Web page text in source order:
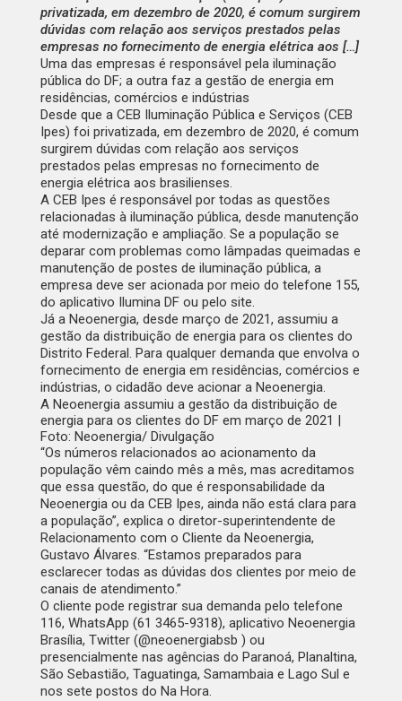
privatizada, em dezembro de 2020, é comum surgirem
dúvidas com relação aos serviços prestados pelas
empresas no fornecimento de energia elétrica aos […]
Uma das empresas é responsável pela iluminação
pública do DF; a outra faz a gestão de energia em
residências, comércios e indústrias
Desde que a CEB Iluminação Pública e Serviços (CEB
Ipes) foi privatizada, em dezembro de 2020, é comum
surgirem dúvidas com relação aos serviços
prestados pelas empresas no fornecimento de
energia elétrica aos brasilienses.
A CEB Ipes é responsável por todas as questões
relacionadas à iluminação pública, desde manutenção
até modernização e ampliação. Se a população se
deparar com problemas como lâmpadas queimadas e
manutenção de postes de iluminação pública, a
empresa deve ser acionada por meio do telefone 155,
do aplicativo Ilumina DF ou pelo site.
Já a Neoenergia, desde março de 2021, assumiu a
gestão da distribuição de energia para os clientes do
Distrito Federal. Para qualquer demanda que envolva o
fornecimento de energia em residências, comércios e
indústrias, o cidadão deve acionar a Neoenergia.
A Neoenergia assumiu a gestão da distribuição de
energia para os clientes do DF em março de 2021 |
Foto: Neoenergia/ Divulgação
“Os números relacionados ao acionamento da
população vêm caindo mês a mês, mas acreditamos
que essa questão, do que é responsabilidade da
Neoenergia ou da CEB Ipes, ainda não está clara para
a população”, explica o diretor-superintendente de
Relacionamento com o Cliente da Neoenergia,
Gustavo Álvares. “Estamos preparados para
esclarecer todas as dúvidas dos clientes por meio de
canais de atendimento.”
O cliente pode registrar sua demanda pelo telefone
116, WhatsApp (61 3465-9318), aplicativo Neoenergia
Brasília, Twitter (@neoenergiabsb ) ou
presencialmente nas agências do Paranoá, Planaltina,
São Sebastião, Taguatinga, Samambaia e Lago Sul e
nos sete postos do Na Hora.